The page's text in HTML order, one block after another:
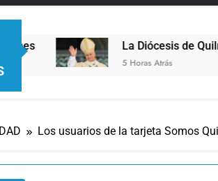
La Diócesis de Quilmes celebró la visita
Los usuarios de la tarjeta Somos